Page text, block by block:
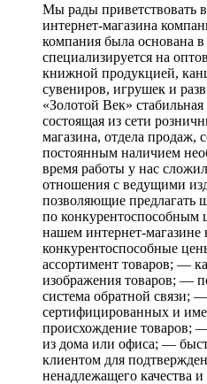
Мы рады приветствовать
интернет-магазина
компания была основана в
специализируется на
книжной продукцией,
сувениров, игрушек и
«Золотой Век»
состоящая из сети
магазина, отдела продаж,
постоянным наличием
время работы у нас
отношения с ведущими
позволяющие предлагать
по конкурентоспособным
нашем интернет-
конкурентоспособные
ассортимент товаров; —
изображения товаров; —
система обратной связи;
сертифицированных и
происхождение товаров;
из дома или офиса; —
клиентом для
ненадлежащего качества